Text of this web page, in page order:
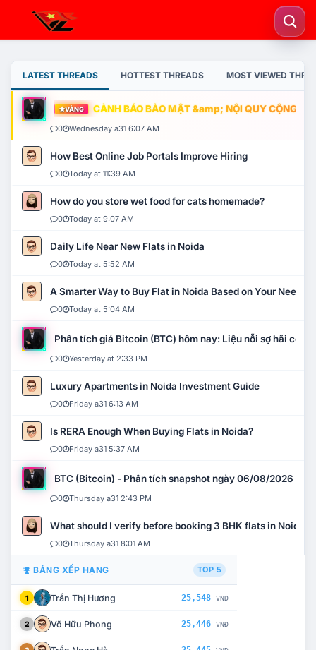
LATEST THREADS HOTTEST THREADS MOST VIEWED
VÀNG CẢNH BÁO BẢO MẬT &amp; NỘI QUY CỘNG
0 Wednesday a31 6:07 AM
How Best Online Job Portals Improve Hiring
0 Today at 11:39 AM
How do you store wet food for cats homemade?
0 Today at 9:07 AM
Daily Life Near New Flats in Noida
0 Today at 5:52 AM
A Smarter Way to Buy Flat in Noida Based on Your Needs
0 Today at 5:04 AM
Phân tích giá Bitcoin (BTC) hôm nay: Liệu nỗi sợ hãi có
0 Yesterday at 2:33 PM
Luxury Apartments in Noida Investment Guide
0 Friday a31 6:13 AM
Is RERA Enough When Buying Flats in Noida?
0 Friday a31 5:37 AM
BTC (Bitcoin) - Phân tích snapshot ngày 06/08/2026
0 Thursday a31 2:43 PM
What should I verify before booking 3 BHK flats in Noida?
0 Thursday a31 8:01 AM
BẢNG XẾP HẠNG TOP 5
1 Trần Thị Hương 25,548 VNĐ
2 Võ Hữu Phong 25,446 VNĐ